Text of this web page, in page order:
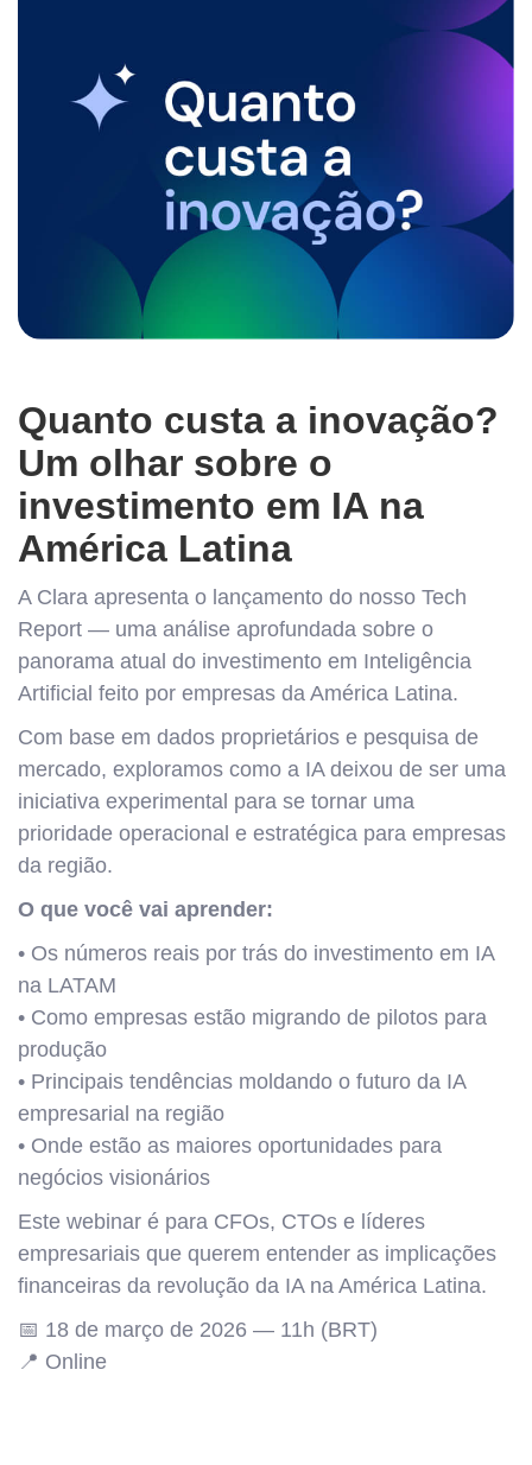
Quanto custa a inovação?
Um olhar sobre o
investimento em IA na
América Latina
A Clara apresenta o lançamento do nosso Tech
Report — uma análise aprofundada sobre o
panorama atual do investimento em Inteligência
Artificial feito por empresas da América Latina.
Com base em dados proprietários e pesquisa de
mercado, exploramos como a IA deixou de ser uma
iniciativa experimental para se tornar uma
prioridade operacional e estratégica para empresas
da região.
O que você vai aprender:
• Os números reais por trás do investimento em IA
na LATAM
• Como empresas estão migrando de pilotos para
produção
• Principais tendências moldando o futuro da IA
empresarial na região
• Onde estão as maiores oportunidades para
negócios visionários
Este webinar é para CFOs, CTOs e líderes
empresariais que querem entender as implicações
financeiras da revolução da IA na América Latina.
📅 18 de março de 2026 — 11h (BRT)
📍 Online